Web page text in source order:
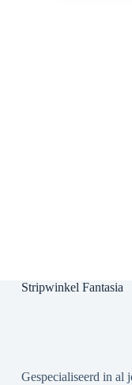
Stripwinkel Fantasia
Gespecialiseerd in al